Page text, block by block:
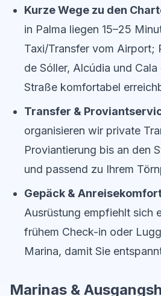
Kurze Wege zu den
in Palma liegen 15–25
Taxi/Transfer vom Airport;
de Sóller, Alcúdia und
Straße komfortabel
Transfer &
organisieren wir private
Proviantierung bis an den
und passend zu Ihrem
Gepäck &
Ausrüstung empfiehlt sich
frühem Check-in oder
Marina, damit Sie
Marinas &